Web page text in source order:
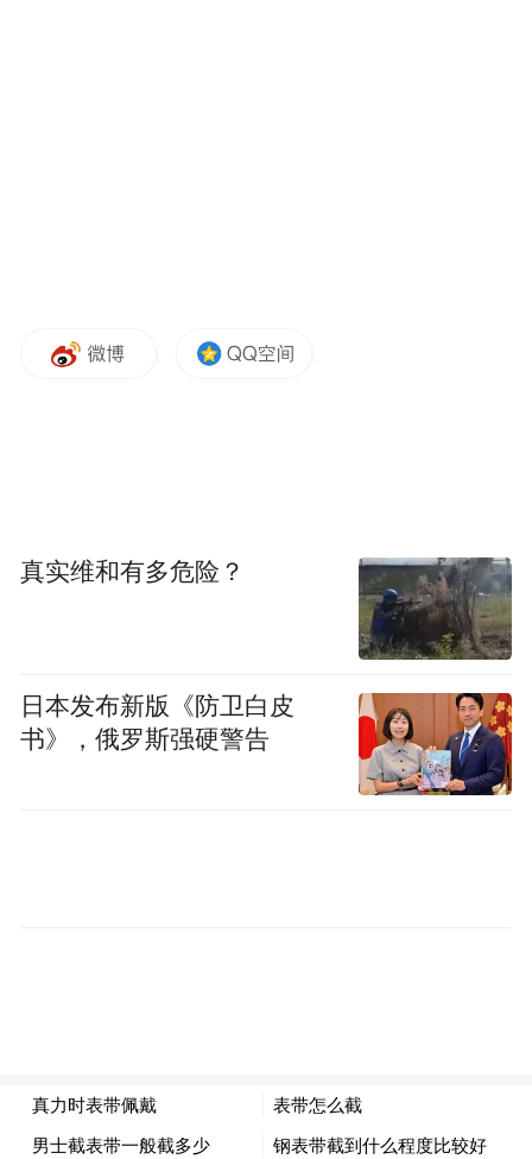
构、智能科技跃迁、性能架构进化三维革
化、高扩展性及灵活的迭代能力，使其可以
接入组合辅助驾驶解决方案。华为汽车智能
真实维和有多危险？
日本发布新版《防卫白皮
书》，俄罗斯强硬警告